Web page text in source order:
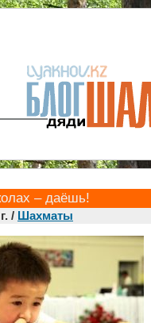
– даёшь!
г. / Шахматы